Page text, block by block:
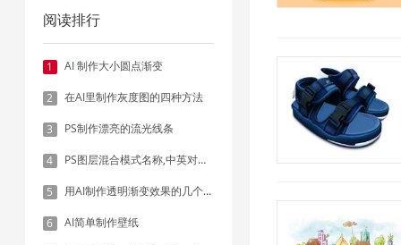
阅读排行
1 AI 制作大小圆点渐变
2 在AI里制作灰度图的四种方法
3 PS制作漂亮的流光线条
4 PS图层混合模式名称,中英对照表
5 用AI制作透明渐变效果的几个方法
6 AI简单制作壁纸